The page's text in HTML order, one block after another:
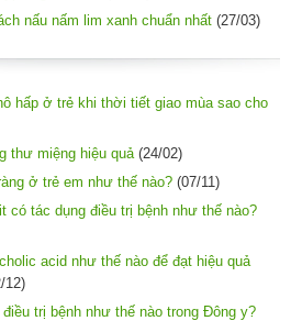
nấu nấm lim xanh chuẩn nhất (27/03)
hấp ở trẻ khi thời tiết giao mùa sao cho
thư miệng hiệu quả (24/02)
ở trẻ em như thế nào? (07/11)
có tác dụng điều trị bệnh như thế nào?
acid như thế nào để đạt hiệu quả
12)
trị bệnh như thế nào trong Đông y?